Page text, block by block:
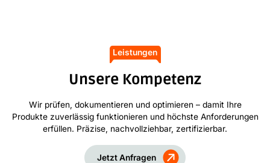
Leistungen
Unsere Kompetenz
Wir prüfen, dokumentieren und optimieren – damit Ihre
Produkte zuverlässig funktionieren und höchste Anforderungen
erfüllen. Präzise, nachvollziehbar, zertifizierbar.
Jetzt Anfragen